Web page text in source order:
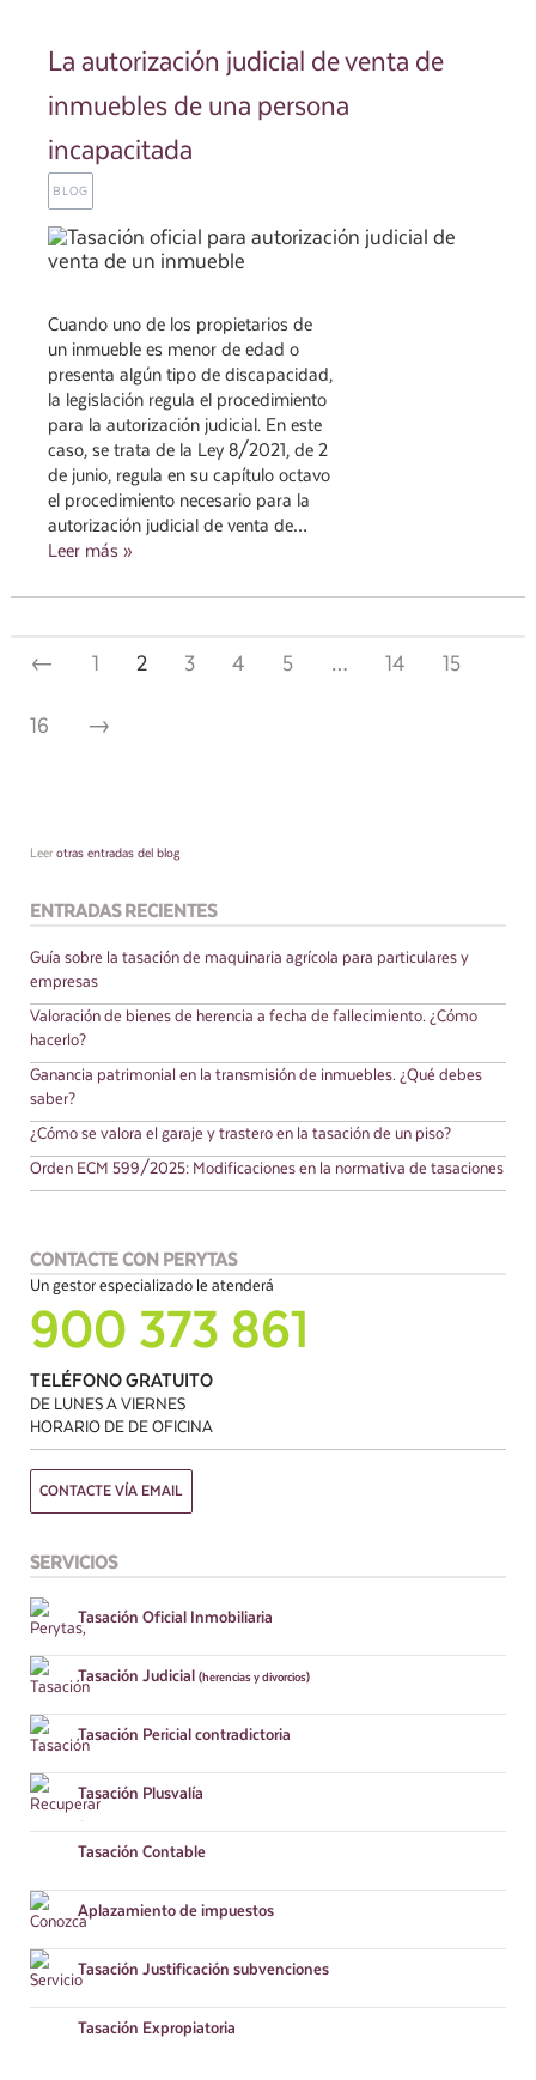
La autorización judicial de venta de
inmuebles de una persona
incapacitada
BLOG
Cuando uno de los propietarios de
un inmueble es menor de edad o
presenta algún tipo de discapacidad,
la legislación regula el procedimiento
para la autorización judicial. En este
caso, se trata de la Ley 8/2021, de 2
de junio, regula en su capítulo octavo
el procedimiento necesario para la
autorización judicial de venta de…
Leer más »
← 1 2 3 4 5 … 14 15
16 →
Leer otras entradas del blog
ENTRADAS RECIENTES
Guía sobre la tasación de maquinaria agrícola para particulares y
empresas
Valoración de bienes de herencia a fecha de fallecimiento. ¿Cómo
hacerlo?
Ganancia patrimonial en la transmisión de inmuebles. ¿Qué debes
saber?
¿Cómo se valora el garaje y trastero en la tasación de un piso?
Orden ECM 599/2025: Modificaciones en la normativa de tasaciones
CONTACTE CON PERYTAS
Un gestor especializado le atenderá
900 373 861
TELÉFONO GRATUITO
DE LUNES A VIERNES
HORARIO DE DE OFICINA
CONTACTE VÍA EMAIL
SERVICIOS
Tasación Oficial Inmobiliaria
Tasación Judicial (herencias y divorcios)
Tasación Pericial contradictoria
Tasación Plusvalía
Tasación Contable
Aplazamientode impuestos
Tasación Justificación subvenciones
Tasación Expropiatoria